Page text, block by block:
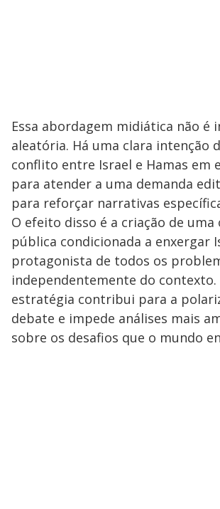
Essa abordagem midiática não é
aleatória. Há uma clara intenção
conflito entre Israel e Hamas em
para atender a uma demanda
para reforçar narrativas
O efeito disso é a criação de uma
pública condicionada a enxergar
protagonista de todos os
independentemente do contexto.
estratégia contribui para a
debate e impede análises mais
sobre os desafios que o mundo